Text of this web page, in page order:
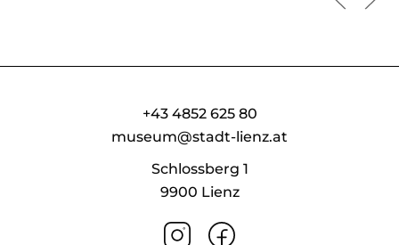
+43 4852 625 80
museum@stadt-lienz.at
Schlossberg 1
9900 Lienz